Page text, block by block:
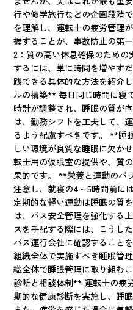
行や修学旅行などの企画段階
を理解し、運転士の疲労管理
握することが、事故防止の第
2：質の高い休息確保のため
するには、単に時間を増やす
践できる具体的な方法を紹介
ルの構築** 毎日同じ時間に寝
時計が調整され、睡眠の質が
は、勤務シフトを工夫して、
るよう配慮すべきです。 **睡
しい環境が良質な睡眠に欠か
転士用の仮眠室の提供や、質
果的です。 **栄養と運動のバ
注意し、就寝の4～5時間前に
定期的な軽い運動は睡眠の質
は、バス安全管理を強化する
スを手配する際には、こうし
バス運行会社に確認すること
組織全体で実施すべき睡眠管
織全体で睡眠管理に取り組む
診断と相談体制** 運転士の疲
期的な健康診断を実施し、睡